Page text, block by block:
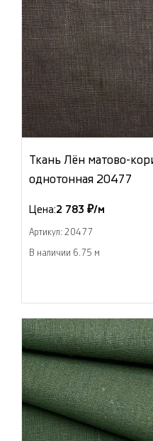
Ткань Лён матово-
однотонная 20477
Цена:2 783 ₽/м
Артикул: 20477
В наличии 6.75 м